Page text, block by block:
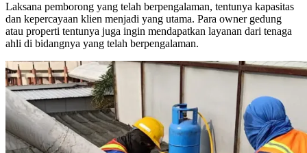
Laksana pemborong yang telah berpengalaman, tentunya kapasitas
dan kepercayaan klien menjadi yang utama. Para owner gedung
atau properti tentunya juga ingin mendapatkan layanan dari tenaga
ahli di bidangnya yang telah berpengalaman.